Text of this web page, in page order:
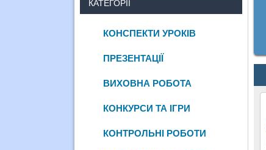
КАТЕГОРІЇ
КОНСПЕКТИ УРОКІВ
ПРЕЗЕНТАЦІЇ
ВИХОВНА РОБОТА
КОНКУРСИ ТА ІГРИ
КОНТРОЛЬНІ РОБОТИ